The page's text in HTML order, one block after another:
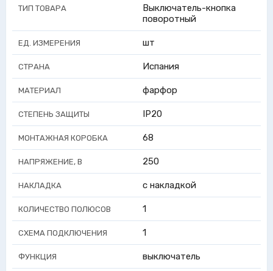
ТИП ТОВАРА
Выключатель-кнопка
поворотный
ЕД. ИЗМЕРЕНИЯ шт
СТРАНА Испания
МАТЕРИАЛ фарфор
СТЕПЕНЬ ЗАЩИТЫ IP20
МОНТАЖНАЯ КОРОБКА 68
НАПРЯЖЕНИЕ, В 250
НАКЛАДКА с накладкой
КОЛИЧЕСТВО ПОЛЮСОВ 1
СХЕМА ПОДКЛЮЧЕНИЯ 1
ФУНКЦИЯ выключатель